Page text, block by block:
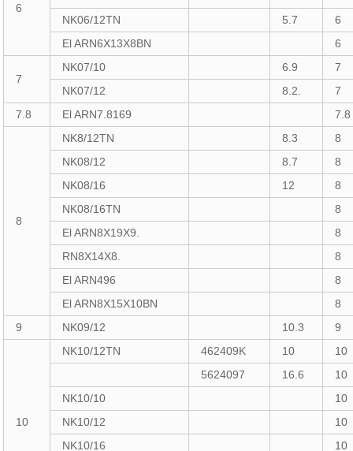
6
NK06/12TN
5.7
6
El ARN6X13X8BN
6
7
NK07/10 6.9
7
NK07/12
8.2.
7
7.8
El ARN7.8169 7.8
8
NK8/12TN 8.3
8
NK08/12
8.7
8
NK08/16
12
8
NK08/16TN
8
El ARN8X19X9.
8
RN8X14X8.
8
El ARN496
8
El ARN8X15X10BN
8
9
NK09/12 10.3 9
10
NK10/12TN 462409K 10
10
5624097
16.6
10
NK10/10
10
NK10/12
10
NK10/16
10